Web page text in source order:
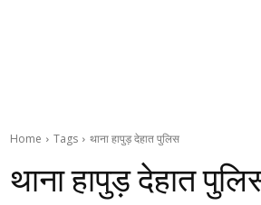
Home Tags थाना हापुड़ देहात पुलिस
थाना हापुड़ देहात